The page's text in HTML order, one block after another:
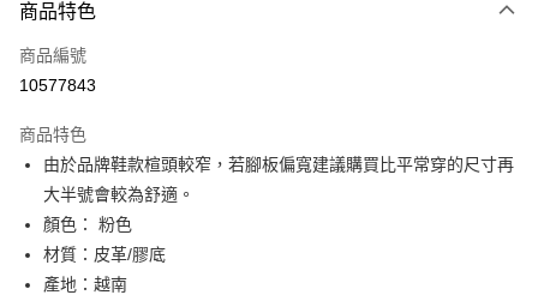
信用卡一次付款
超商取貨付款
Apple Pay
ATM付款
運送方式
商品特色
商品編號
10577843
商品特色
由於品牌鞋款楦頭較窄，若腳板偏寬建議購買比平常穿的尺寸再
大半號會較為舒適。
顏色： 粉色
材質：皮革/膠底
產地：越南